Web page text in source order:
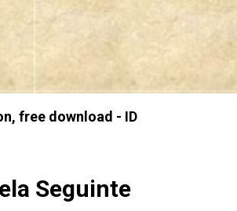
free download - ID
Seguinte